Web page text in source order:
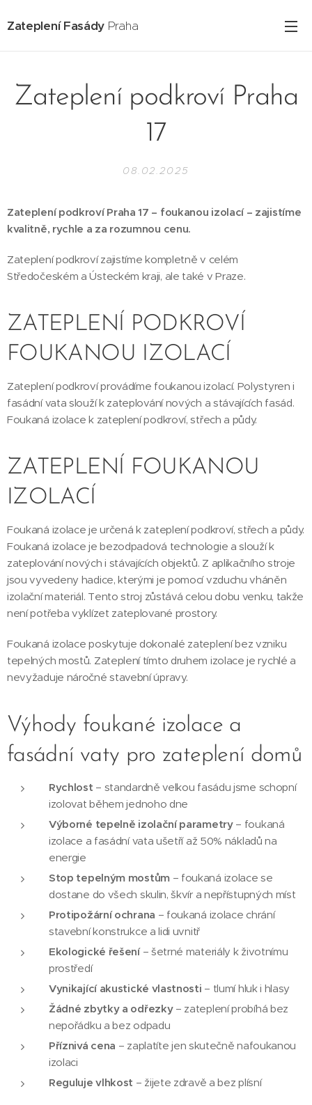
Zateplení Fasády Praha
Zateplení podkroví Praha
17
08.02.2025
Zateplení podkroví Praha 17 – foukanou izolací – zajistíme
kvalitně, rychle a za rozumnou cenu.
Zateplení podkroví zajistíme kompletně v celém
Středočeském a Ústeckém kraji, ale také v Praze.
ZATEPLENÍ PODKROVÍ
FOUKANOU IZOLACÍ
Zateplení podkroví provádíme foukanou izolací. Polystyren i
fasádní vata slouží k zateplování nových a stávajících fasád.
Foukaná izolace k zateplení podkroví, střech a půdy.
ZATEPLENÍ FOUKANOU
IZOLACÍ
Foukaná izolace je určená k zateplení podkroví, střech a půdy.
Foukaná izolace je bezodpadová technologie a slouží k
zateplování nových i stávajících objektů. Z aplikačního stroje
jsou vyvedeny hadice, kterými je pomocí vzduchu vháněn
izolační materiál. Tento stroj zůstává celou dobu venku, takže
není potřeba vyklízet zateplované prostory.
Foukaná izolace poskytuje dokonalé zateplení bez vzniku
tepelných mostů. Zateplení tímto druhem izolace je rychlé a
nevyžaduje náročné stavební úpravy.
Výhody foukané izolace a
fasádní vaty pro zateplení domů
Rychlost – standardně velkou fasádu jsme schopní
izolovat během jednoho dne
Výborné tepelně izolační parametry– foukaná
izolace a fasádní vata ušetří až 50% nákladů na
energie
Stop tepelným mostům– foukaná izolace se
dostane do všech skulin, škvír a nepřístupných míst
Protipožární ochrana – foukaná izolace chrání
stavební konstrukce a lidi uvnitř
Ekologické řešení– šetrné materiály k životnímu
prostředí
Vynikající akustické vlastnosti – tlumí hluk i hlasy
Žádné zbytky a odřezky– zateplení probíhá bez
nepořádku a bez odpadu
Příznivá cena – zaplatíte jen skutečně nafoukanou
izolaci
Reguluje vlhkost – žijete zdravě a bez plísní